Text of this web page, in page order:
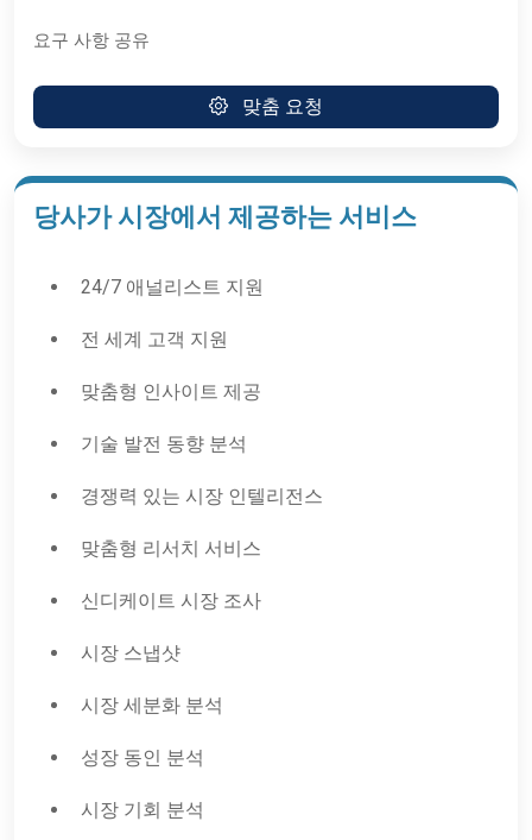
요구 사항 공유
맞춤 요청
당사가 시장에서 제공하는 서비스
24/7 애널리스트 지원
전 세계 고객 지원
맞춤형 인사이트 제공
기술 발전 동향 분석
경쟁력 있는 시장 인텔리전스
맞춤형 리서치 서비스
신디케이트 시장 조사
시장 스냅샷
시장 세분화 분석
성장 동인 분석
시장 기회 분석